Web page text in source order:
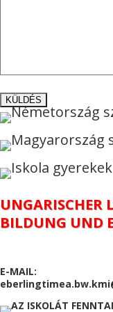
UNGARISCHER
BILDUNG UND
E-MAIL: